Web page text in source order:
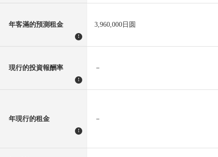
年客滿的預測租金
!
3,960,000日圆
現行的投資報酬率
!
－
年現行的租金
!
－